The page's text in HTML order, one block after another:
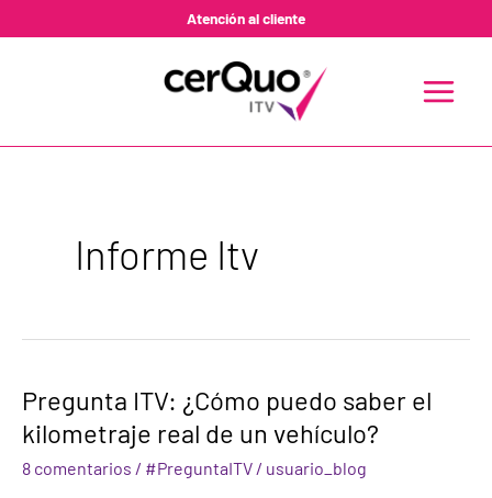
Atención al cliente
MENU
Informe Itv
Pregunta ITV: ¿Cómo puedo saber el
kilometraje real de un vehículo?
8 comentarios / #PreguntaITV / usuario_blog
Pregunta
ITV:
¿Cómo
saber